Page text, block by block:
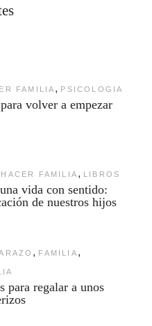
FAMILIA , PSICOLOGIA
volver a empezar
HACER FAMILIA , LIBROS
vida con sentido:
de nuestros hijos
, FAMILIA ,
para regalar a unos